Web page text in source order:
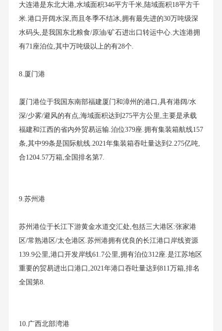
大连港是东北大港,水域面积346平方千米,陆域面积18平方千
米.港口开阔水深,而且冬季不结冰,拥有最先进的30万吨级深
水码头,是我国东北粮食/原油/矿石进出口转运中心.大连港拥
有71座泊位,其中万吨级以上的有28个.
8.厦门港
厦门港位于我国东南部福建厦门和漳州的港口,具有港阔/水
深/少雾/避风的有点,海域面积达到275平方公里,主要是承载
福建和江西的省内外贸易运输.泊位379座.拥有集装箱航线157
条,其中99条是国际航线.2021年集装箱吞吐量达到2.275亿吨,
合1204.57万箱,全国排名第7.
9.苏州港
苏州港位于长江下游黄金水道交汇处,包括三大港区:张家港
区/常熟港区/太仓港区.苏州港拥有优良的长江港口岸线资源
139.9公里,港口开发岸线61.7公里,拥有泊位312座.是江苏地区
重要的贸易进出口港口,2021年港口吞吐量达到811万箱,排名
全国第8.
10.广西北部湾港